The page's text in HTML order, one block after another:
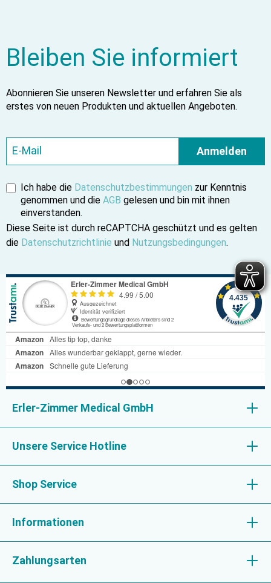
Bleiben Sie informiert
Abonnieren Sie unseren Newsletter und erfahren Sie als
erstes von neuen Produkten und aktuellen Angeboten.
Anmelden
Ich habe die Datenschutzbestimmungen zur Kenntnis
genommen und die AGB gelesen und bin mit ihnen
einverstanden.
Diese Seite ist durch reCAPTCHA geschützt und es gelten
die Datenschutzrichtlinie und Nutzungsbedingungen.
Erler-Zimmer Medical GmbH
Unsere Service Hotline
Shop Service
Informationen
Zahlungsarten